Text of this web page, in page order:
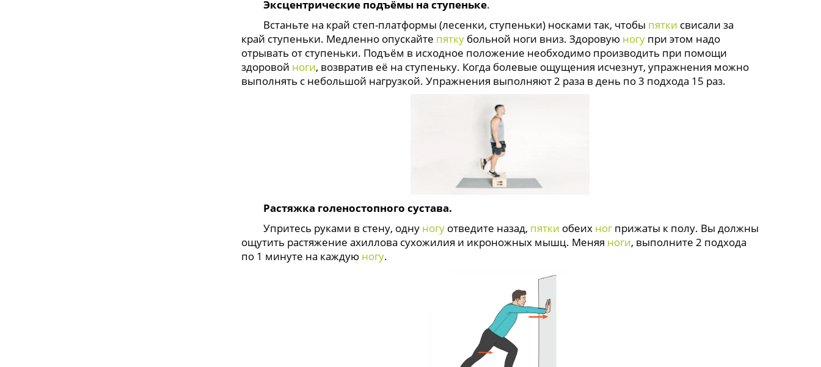
Эксцентрические подъёмы на ступеньке.
Встаньте на край степ-платформы (лесенки, ступеньки) носками так, чтобы пятки свисали за
край ступеньки. Медленно опускайте пятку больной ноги вниз. Здоровую ногупри этом надо
отрывать от ступеньки. Подъём в исходное положение необходимо производить при помощи
здоровой ноги, возвратив её на ступеньку. Когда болевые ощущения исчезнут, упражнения можно
выполнять с небольшой нагрузкой. Упражнения выполняют 2 раза в день по 3 подхода 15 раз.
Растяжка голеностопного сустава.
Упритесь руками в стену, одну ногуотведите назад, пятки обеих ногприжаты к полу. Вы должны
ощутить растяжение ахиллова сухожилия и икроножных мышц. Меняя ноги, выполните 2 подхода
по 1 минуте на каждуюногу.